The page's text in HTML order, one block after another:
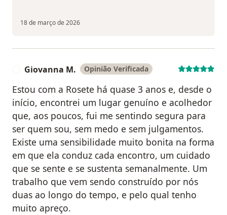
18 de março de 2026
Giovanna M. Opinião Verificada
Estou com a Rosete há quase 3 anos e, desde o
início, encontrei um lugar genuíno e acolhedor
que, aos poucos, fui me sentindo segura para
ser quem sou, sem medo e sem julgamentos.
Existe uma sensibilidade muito bonita na forma
em que ela conduz cada encontro, um cuidado
que se sente e se sustenta semanalmente. Um
trabalho que vem sendo construído por nós
duas ao longo do tempo, e pelo qual tenho
muito apreço.